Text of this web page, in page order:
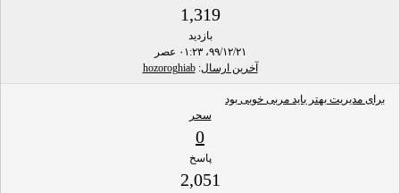
1,319
بازدید
۹۹/۱۲/۲۱، ۰۱:۲۳ عصر
آخرین ارسال:
hozoroghiab
برای مدیریت بهتر باید مربی خوبی بود
سحر
0
پاسخ
2,051